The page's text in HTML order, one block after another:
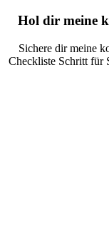
Hol dir meine
Sichere dir meine
Checkliste Schritt für